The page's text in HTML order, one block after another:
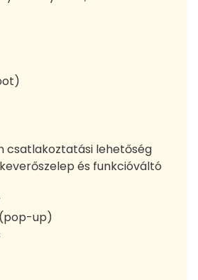
csatlakoztatási lehetőség
és funkcióváltó
up)